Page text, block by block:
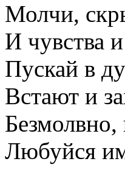
Молчи,
И чувства
Пускай в
Встают и
Безмолвно,
Любуйся